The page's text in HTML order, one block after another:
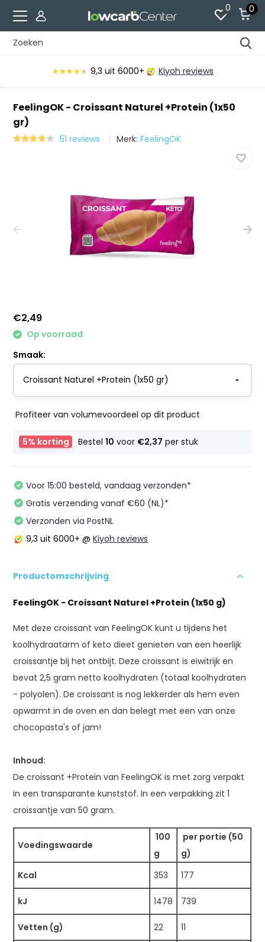
0 0
★★★★★
★★★★★ 9,3 uit 6000+ Kiyoh reviews
FeelingOK - Croissant Naturel +Protein (1x50
gr)
51 reviews Merk:FeelingOK
€2,49
Op voorraad
Smaak:
Profiteer van volumevoordeel op dit product
5% korting Bestel10 voor €2,37 per stuk
Voor 15:00 besteld, vandaag verzonden*
Gratis verzending vanaf €60 (NL)*
Verzonden via PostNL
9,3 uit 6000+ @Kiyoh reviews
Productomschrijving
FeelingOK - Croissant Naturel +Protein (1x50 g)
Met deze croissant van FeelingOK kunt u tijdens het
koolhydraatarm of keto dieet genieten van een heerlijk
croissantje bij het ontbijt. Deze croissant is eiwitrijk en
bevat 2,5 gram netto koolhydraten (totaal koolhydraten
- polyolen). De croissant is nog lekkerder als hem even
opwarmt in de oven en dan belegt met een van onze
chocopasta's of jam!
Inhoud:
De croissant +Protein van FeelingOK is met zorg verpakt
in een transparante kunststof. In een verpakking zit 1
croissantje van 50 gram.
Voedingswaarde
100
g
per portie (50
g)
Kcal
353 177
kJ 1478 739
Vetten (g) 22 11